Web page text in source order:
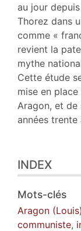
au jour
Thorez dans
comme «
revient la
mythe
Cette étude
mise en
Aragon, et de
années trente
INDEX
Mots-clés
Aragon (Louis)
communiste,